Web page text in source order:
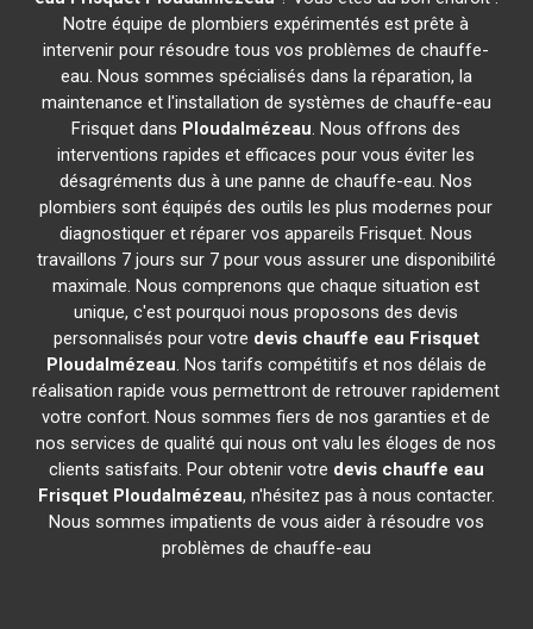
Notre équipe de plombiers expérimentés est prête à
intervenir pour résoudre tous vos problèmes de chauffe-
eau. Nous sommes spécialisés dans la réparation, la
maintenance et l'installation de systèmes de chauffe-eau
Frisquet dans Ploudalmézeau. Nous offrons des
interventions rapides et efficaces pour vous éviter les
désagréments dus à une panne de chauffe-eau. Nos
plombiers sont équipés des outils les plus modernes pour
diagnostiquer et réparer vos appareils Frisquet. Nous
travaillons 7 jours sur 7 pour vous assurer une disponibilité
maximale. Nous comprenons que chaque situation est
unique, c'est pourquoi nous proposons des devis
personnalisés pour votre devis chauffe eau Frisquet
Ploudalmézeau. Nos tarifs compétitifs et nos délais de
réalisation rapide vous permettront de retrouver rapidement
votre confort. Nous sommes fiers de nos garanties et de
nos services de qualité qui nous ont valu les éloges de nos
clients satisfaits. Pour obtenir votre devis chauffe eau
Frisquet Ploudalmézeau, n'hésitez pas à nous contacter.
Nous sommes impatients de vous aider à résoudre vos
problèmes de chauffe-eau